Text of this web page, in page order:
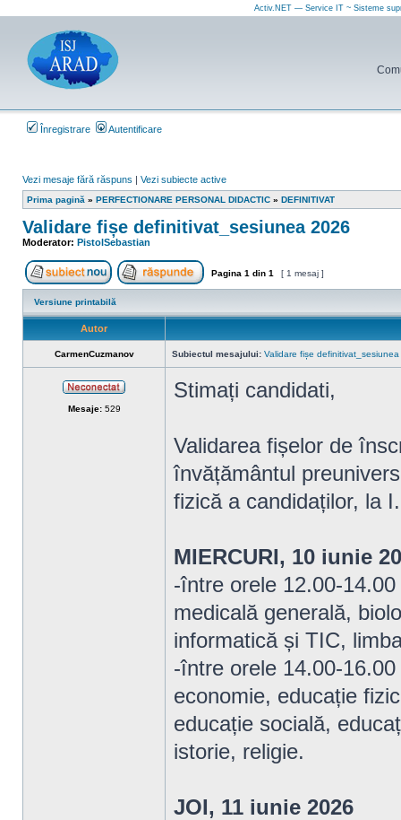
Activ.NET — Service IT ~ Sisteme
Înregistrare Autentificare
Vezi mesaje fără răspuns | Vezi subiecte active
Prima pagină » PERFECTIONARE PERSONAL DIDACTIC » DEFINITIVAT
Validare fișe definitivat_sesiunea 2026
Moderator: PistolSebastian
Scrie un subiect nou Răspunde la subiect
Pagina 1 din 1 [ 1 mesaj ]
Versiune printabilă
Autor
CarmenCuzmanov Subiectul mesajului: Validare fișe
Mesaje:529
Stimați candidati,
Validarea fișelor de
învățământul
fizică a candidaților, la
MIERCURI, 10 iunie
-între orele 12.00-
medicală generală,
informatică și TIC,
-între orele 14.00-
economie, educație
educație socială,
istorie, religie.
JOI, 11 iunie 2026